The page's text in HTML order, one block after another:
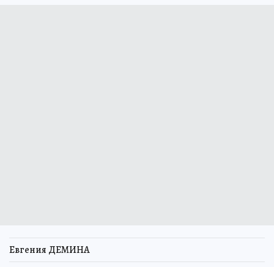
Евгения ДЕМИНА